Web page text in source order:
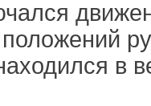
в